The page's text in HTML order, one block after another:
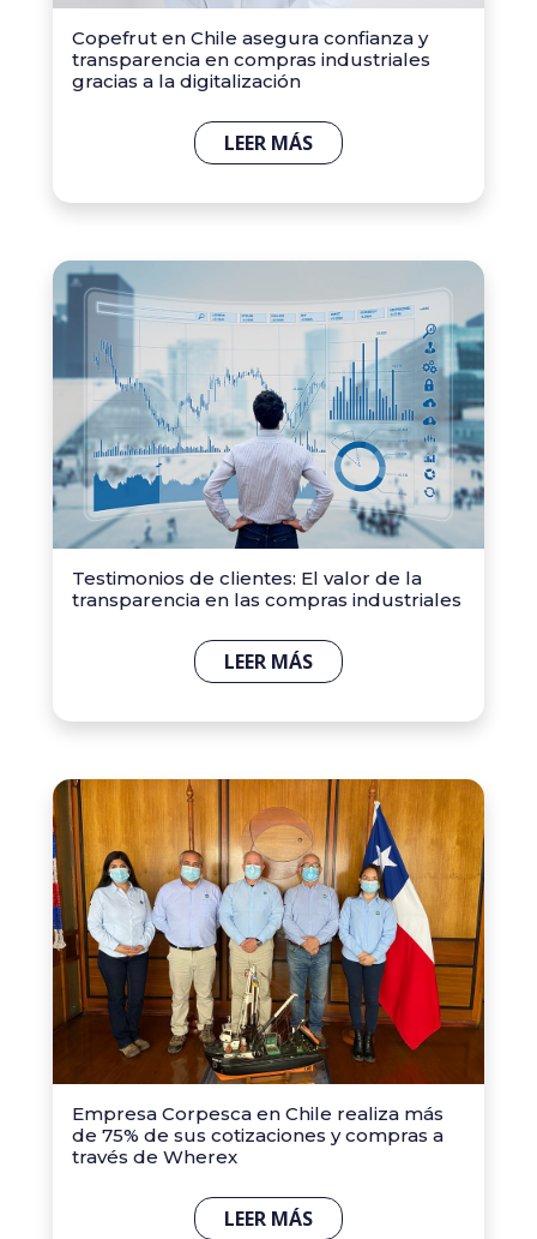
Copefrut en Chile asegura confianza y
transparencia en compras industriales
gracias a la digitalización
LEER MÁS
Testimonios de clientes: El valor de la
transparencia en las compras industriales
LEER MÁS
Empresa Corpesca en Chile realiza más
de 75% de sus cotizaciones y compras a
través de Wherex
LEER MÁS